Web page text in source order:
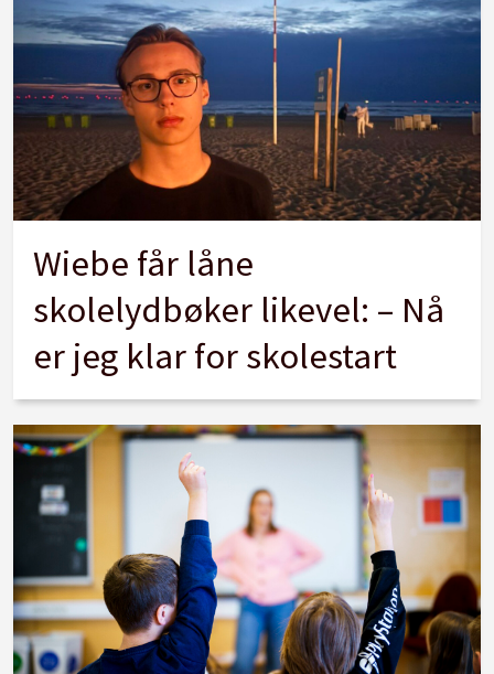
Wiebe får låne
skolelydbøker likevel: – Nå
er jeg klar for skolestart